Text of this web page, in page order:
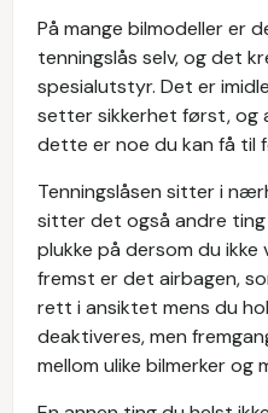
På mange bilmodeller er
tenningslås selv, og det
spesialutstyr. Det er
setter sikkerhet først, og
dette er noe du kan få til
Tenningslåsen sitter i
sitter det også andre ting
plukke på dersom du
fremst er det airbagen,
rett i ansiktet mens du
deaktiveres, men
mellom ulike bilmerker og